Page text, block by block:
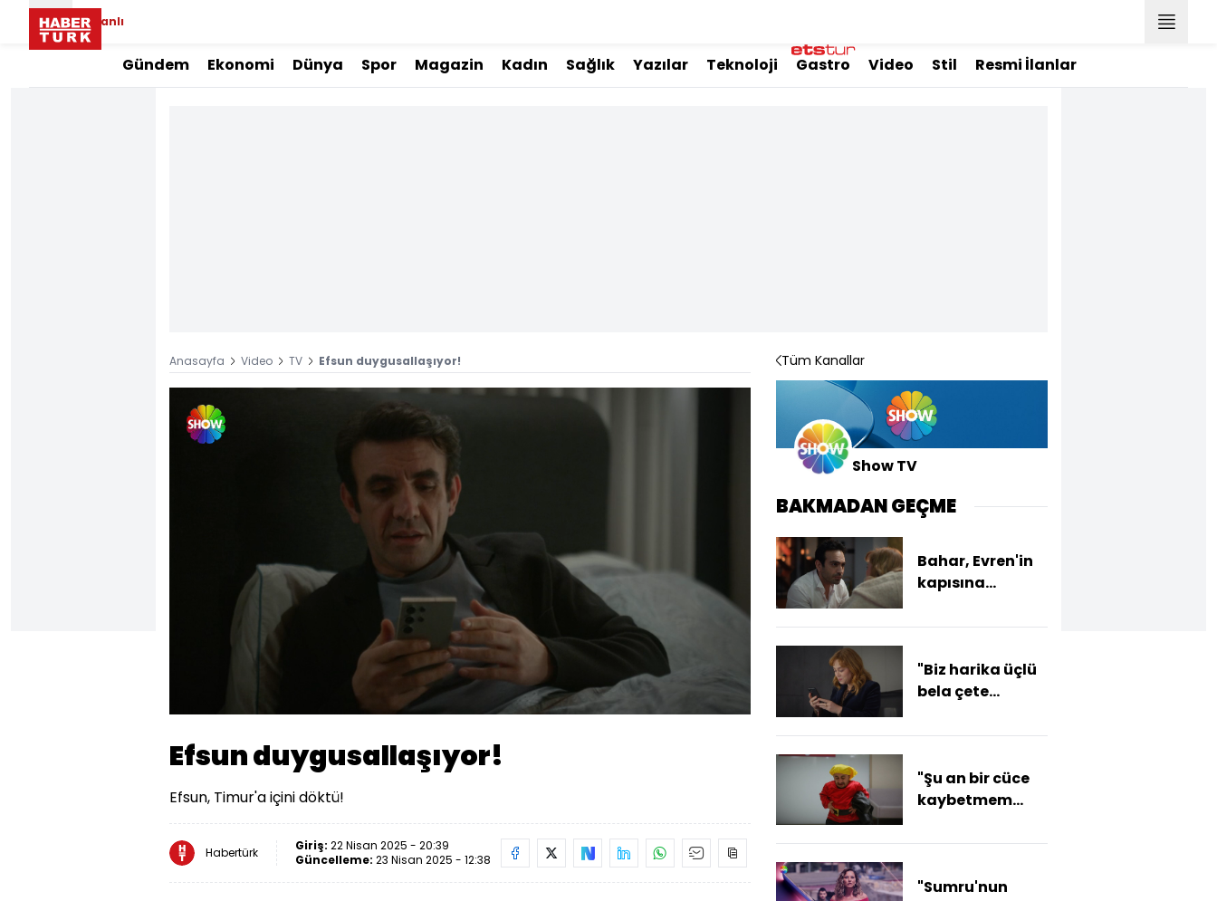
Canlı
Gündem Ekonomi Dünya Spor Magazin Kadın Sağlık Yazılar Teknoloji Gastro Video Stil Resmi İlanlar
Anasayfa Video TV Efsun duygusallaşıyor!
Efsun duygusallaşıyor!
Efsun, Timur'a içini döktü!
Habertürk Giriş: 22 Nisan 2025 - 20:39
Güncelleme: 23 Nisan 2025 - 12:38
Tüm Kanallar
Show TV
BAKMADAN GEÇME
Bahar, Evren'in
kapısına
"Biz harika üçlü
bela çete
"Şu an bir cüce
kaybetmem
"Sumru'nun